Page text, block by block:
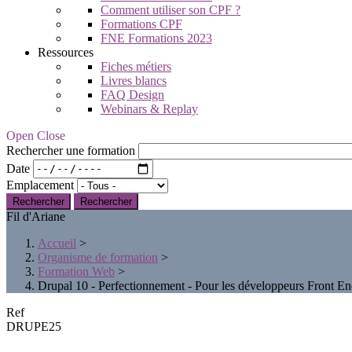
Comment utiliser son CPF ?
Formations CPF
FNE Formations 2023
Ressources
Fiches métiers
Livres blancs
FAQ Design
Webinars & Replay
Open Close
Rechercher une formation
Date
Emplacement
Rechercher
Fil d'Ariane
Accueil >
Organisme de formation >
Formation Web >
Drupal 10 - Perfectionnement - Pour les développeurs Front
Ref
DRUPE25